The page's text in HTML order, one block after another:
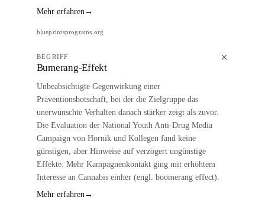
Mehr erfahren→
blueprintsprograms.org
BEGRIFF
Bumerang-Effekt
Unbeabsichtigte Gegenwirkung einer
Präventionsbotschaft, bei der die Zielgruppe das
unerwünschte Verhalten danach stärker zeigt als zuvor.
Die Evaluation der National Youth Anti-Drug Media
Campaign von Hornik und Kollegen fand keine
günstigen, aber Hinweise auf verzögert ungünstige
Effekte: Mehr Kampagnenkontakt ging mit erhöhtem
Interesse an Cannabis einher (engl. boomerang effect).
Mehr erfahren →